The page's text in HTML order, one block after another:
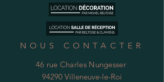
NOUS CONTACTER
46 rue Charles Nungesser
94290 Villeneuve-le-Roi